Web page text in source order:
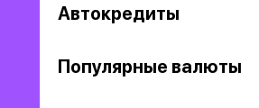
Автокредиты
Популярные валюты